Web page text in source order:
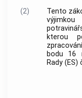
(2)
Tento
výjimkou
kterou
bodu 16
Rady (ES)